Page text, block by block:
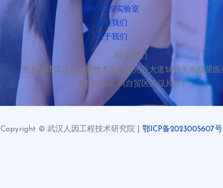
神经工程实验室
加入我们
关于我们
联系我们
湖北省武汉市东湖新技术开发区光谷大道58号关南福星医
栋9层03室-8(自贸区武汉片区)
Copyright © 武汉人因工程技术研究院 | 鄂ICP备2023005607号